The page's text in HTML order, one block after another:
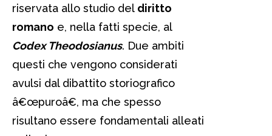
riservata allo studio del diritto
romano e, nella fatti specie, al
Codex Theodosianus. Due ambiti
questi che vengono considerati
avulsi dal dibattito storiografico
â€œpuroâ€, ma che spesso
risultano essere fondamentali alleati